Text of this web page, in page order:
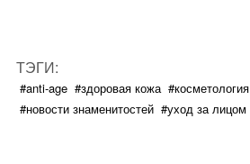
ТЭГИ:
#anti-age #здоровая кожа #косметология
#новости знаменитостей #уход за лицом